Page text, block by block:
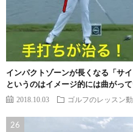
インパクトゾーンが長くなる「サ
というのはイメージ的には曲がっ
2018.10.03 ゴルフのレッスン